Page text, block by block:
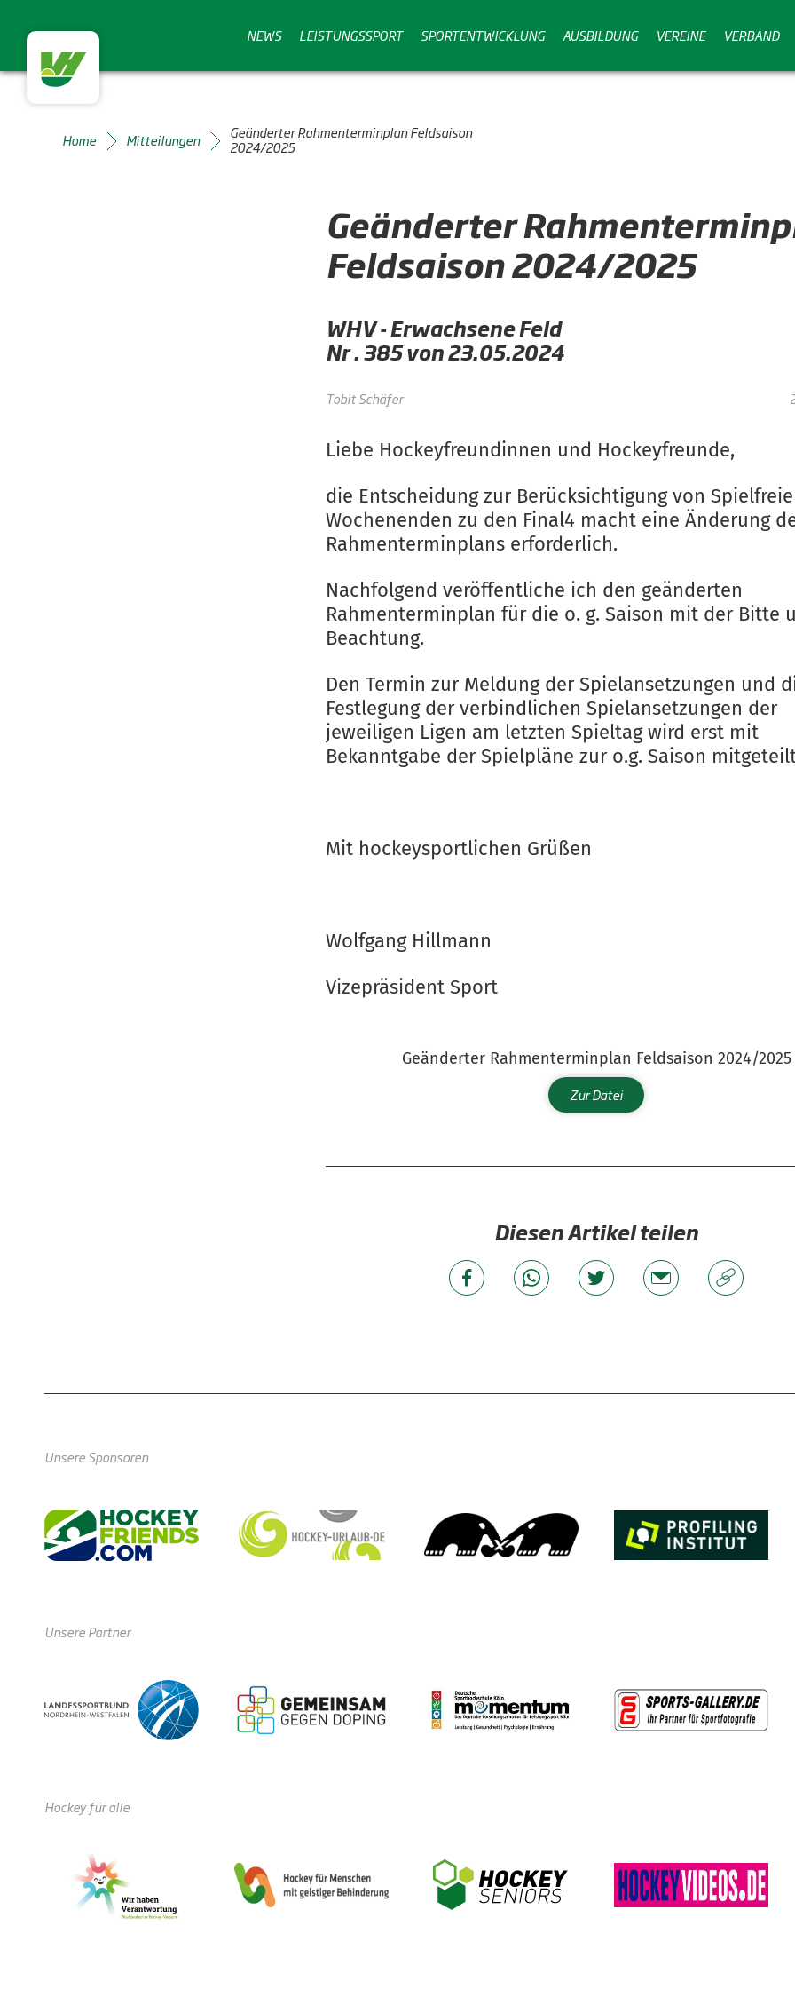
NEWS LEISTUNGSSPORT SPORTENTWICKLUNG AUSBILDUNG VEREINE VERBAND
Home Mitteilungen
Geänderter Rahmenterminplan Feldsaison
2024/2025
Geänderter
Feldsaison 2024/2025
WHV - Erwachsene Feld
Nr . 385 von 23.05.2024
Tobit Schäfer
Liebe Hockeyfreundinnen und Hockeyfreunde,
die Entscheidung zur Berücksichtigung von
Wochenenden zu den Final4 macht eine Änderung
Rahmenterminplans erforderlich.
Nachfolgend veröffentliche ich den geänderten
Rahmenterminplan für die o. g. Saison mit der Bitte
Beachtung.
Den Termin zur Meldung der Spielansetzungen und
Festlegung der verbindlichen Spielansetzungen der
jeweiligen Ligen am letzten Spieltag wird erst mit
Bekanntgabe der Spielpläne zur o.g. Saison
Mit hockeysportlichen Grüßen
Wolfgang Hillmann
Vizepräsident Sport
Geänderter Rahmenterminplan Feldsaison 2024/2025
Zur Datei
Diesen Artikel teilen
Unsere Sponsoren
Unsere Partner
Hockey für alle